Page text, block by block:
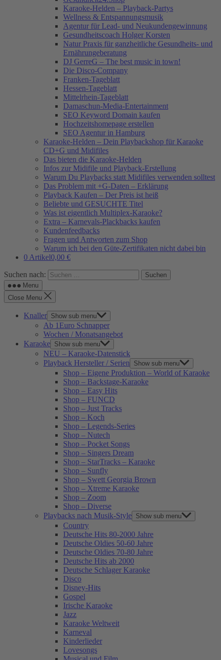
Karaoke-Helden – Playback-Partys
Wellness & Entspannungsmusik
Agentur für Lead- und Neukundengewinnung
Gesundheitscoach Holger Korsten
Natur Praxis für ganzheitliche Gesundheits- und
Ernährungeberatung
DJ GerreG – The best music in town!
Die Disco-Company
Franken-Tageblatt
Hessen-Tageblatt
Mittelrhein-Tageblatt
Damaschun-Media-Entertainment
SEO Keyword Domain kaufen
Hochzeitshomepage erstellen
SEO Agentur in Hamburg
Karaoke-Helden – Dein Playbackshop für Karaoke
CD+G und Midifiles
Das bieten die Karaoke-Helden
Infos zur Midifile und Playback-Erstellung
Warum Du Playbacks statt Midifiles verwenden solltest
Das Problem mit +G-Daten – Erklärung
Playback Kaufen – Der Preis ist heiß
Beliebte und GESUCHTE Titel
Was ist eigentlich Multiplex-Karaoke?
Extra – Karnevals-Plackbacks kaufen
Kundenfeedbacks
Fragen und Antworten zum Shop
Warum ich bei den Güte-Zertifikaten nicht dabei bin
0 Artikel0,00 €
Suchen nach:
Menu
Close Menu
Knaller Show sub menu
Ab 1Euro Schnapper
Wochen / Monatsangebot
Karaoke Show sub menu
NEU – Karaoke-Datenstick
Playback Hersteller / Serien
Show sub menu
Shop – Eigene Produktion – World of Karaoke
Shop – Backstage-Karaoke
Shop – Easy Hits
Shop – FUNCD
Shop – Just Tracks
Shop – Koch
Shop – Legends-Series
Shop – Nutech
Shop – Pocket Songs
Shop – Singers Dream
Shop – StarTracks – Karaoke
Shop – Sunfly
Shop – Swett Georgia Brown
Shop – Xtreme Karaoke
Shop – Zoom
Shop – Diverse
Playbacks nach Musik-Style Show sub menu
Country
Deutsche Hits 80-2000 Jahre
Deutsche Oldies 50-60 Jahre
Deutsche Oldies 70-80 Jahre
Deutsche Hits ab 2000
Deutsche Schlager Karaoke
Disco
Disney-Hits
Gospel
Irische Karaoke
Jazz
Karaoke Weltweit
Karneval
Kinderlieder
Lovesongs